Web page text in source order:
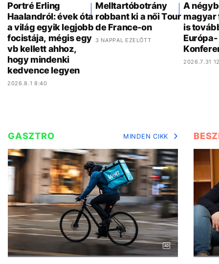
Portré Erling
Haalandról: évek óta
a világ egyik legjobb
focistája, mégis egy
vb kellett ahhoz,
hogy mindenki
kedvence legyen
2026.8.1 8:40
Melltartóbotrány
robbant ki a női Tour
de France-on
3 NAPPAL EZELŐTT
A
magyar
is
Európa-
2026.7.31
GASZTRO MINDEN CIKK